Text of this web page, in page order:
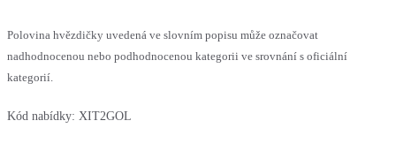
Polovina hvězdičky uvedená ve slovním popisu může označovat
nadhodnocenou nebo podhodnocenou kategorii ve srovnání s oficiální
kategorií.
Kód nabídky: XIT2GOL